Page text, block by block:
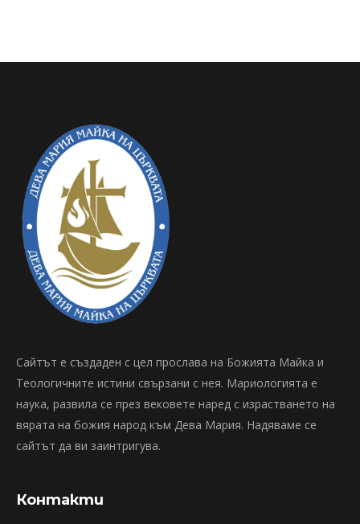
Сайтът е създаден с цел прослава на Божията Майка и
Теологичните истини свързани с нея. Мариологията е
наука, развила се през вековете наред с израстването на
вярата на божия народ към Дева Мария. Надяваме се
сайтът да ви заинтригува.
Контакти